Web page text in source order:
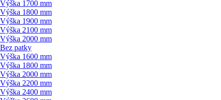
Výška 1700 mm
Výška 1800 mm
Výška 1900 mm
Výška 2100 mm
Výška 2000 mm
Bez patky
Výška 1600 mm
Výška 1800 mm
Výška 2000 mm
Výška 2200 mm
Výška 2400 mm